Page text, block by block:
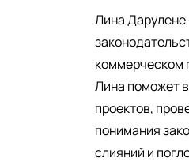
Лина Дарулене
коммерческом
Лина поможет
проектов,
понимания
слияний и